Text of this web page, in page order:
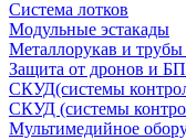
Система лотков
Модульные эстакады
Металлорукав и трубы
Защита от дронов и
СКУД(системы
СКУД (системы
Мультимедийное